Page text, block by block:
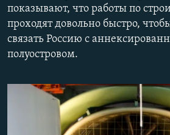
поиску
НАГОРНЫЙ КАРАБАХ
КУЛЬТУРА
СПОРТ
Հայերեն
показывают, что работы по
проходят довольно быстро,
связать Россию с
полуостровом.